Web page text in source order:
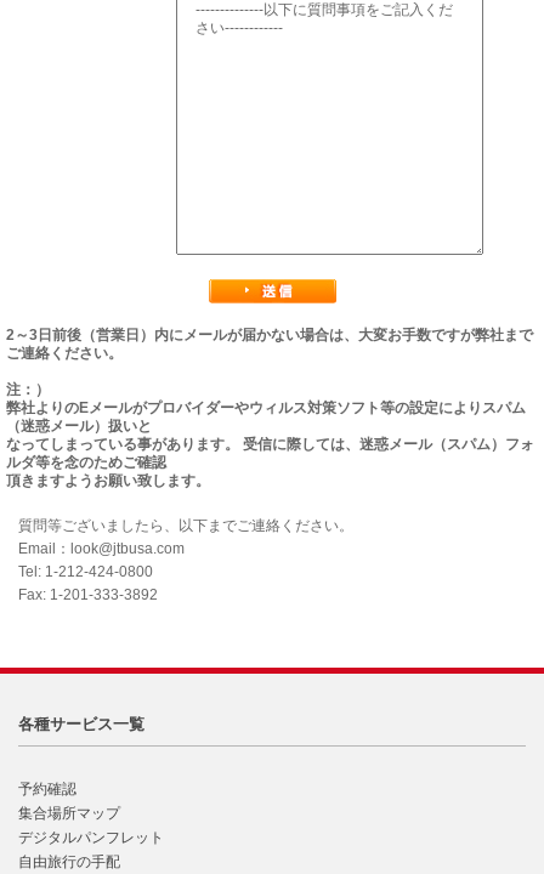
2～3日前後（営業日）内にメールが届かない場合は、大変お手数ですが弊社まで
ご連絡ください。
注：）
弊社よりのEメールがプロバイダーやウィルス対策ソフト等の設定によりスパム
（迷惑メール）扱いと
なってしまっている事があります。 受信に際しては、迷惑メール（スパム）フォ
ルダ等を念のためご確認
頂きますようお願い致します。
質問等ございましたら、以下までご連絡ください。
Email：look@jtbusa.com
Tel: 1-212-424-0800
Fax: 1-201-333-3892
各種サービス一覧
予約確認
集合場所マップ
デジタルパンフレット
自由旅行の手配